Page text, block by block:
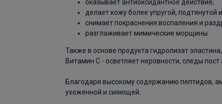
оказывает антиоксидантное действие;
делает кожу более упругой, подтянутой
снимает покраснения воспаления и
разглаживает мимические морщины.
Также в основе продукта гидролизат
Витамин С - осветляет неровности, следы
Благодаря высокому содержанию пептидов,
ухоженной и сияющей.